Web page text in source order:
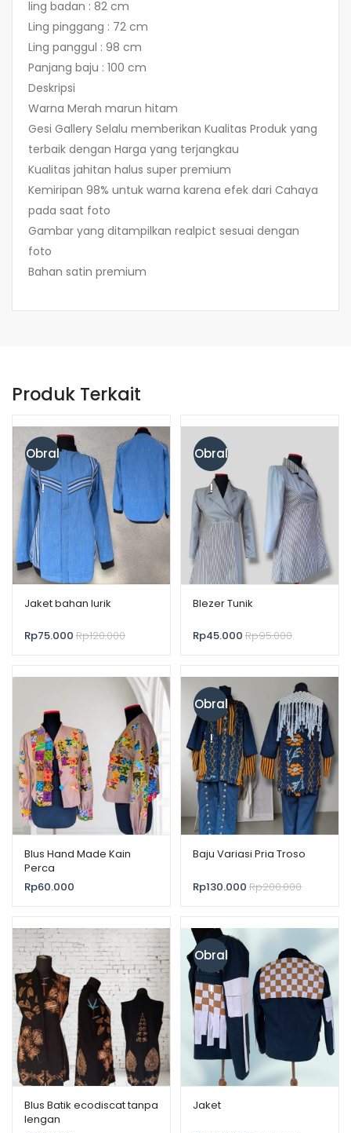
ling badan : 82 cm
Ling pinggang : 72 cm
Ling panggul : 98 cm
Panjang baju : 100 cm
Deskripsi
Warna Merah marun hitam
Gesi Gallery Selalu memberikan Kualitas Produk yang
terbaik dengan Harga yang terjangkau
Kualitas jahitan halus super premium
Kemiripan 98% untuk warna karena efek dari Cahaya
pada saat foto
Gambar yang ditampilkan realpict sesuai dengan
foto
Bahan satin premium
Produk Terkait
Obral
!
Jaket bahan lurik
Rp75.000 Rp120.000
Obral
!
Blezer Tunik
Rp45.000 Rp95.000
Blus Hand Made Kain
Perca
Rp60.000
Obral
!
Baju Variasi Pria Troso
Rp130.000 Rp200.000
Blus Batik ecodiscat tanpa
lengan
Obral
!
Jaket